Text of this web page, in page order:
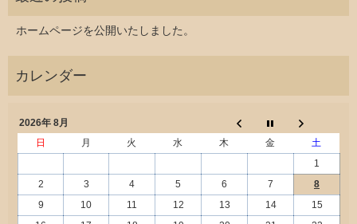
ホームページを公開いたしました。
2026年 8月
日
月 火 水 木 金
土
1
2
3 4 5 6 7
8
9
10 11 12 13 14
15